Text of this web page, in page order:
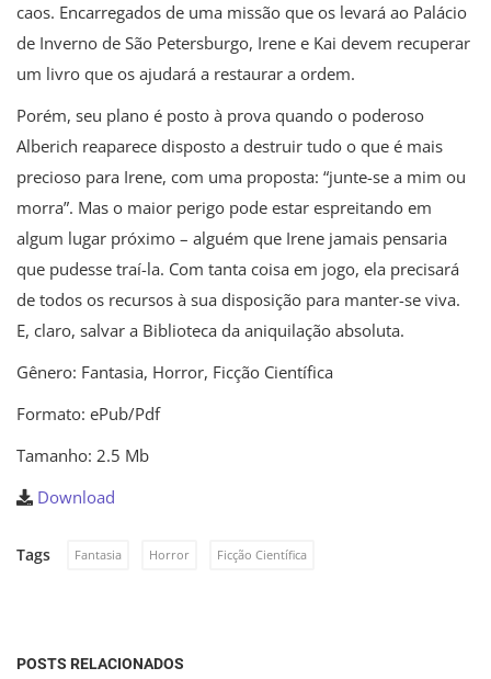
caos. Encarregados de uma missão que os levará ao Palácio
de Inverno de São Petersburgo, Irene e Kai devem recuperar
um livro que os ajudará a restaurar a ordem.
Porém, seu plano é posto à prova quando o poderoso
Alberich reaparece disposto a destruir tudo o que é mais
precioso para Irene, com uma proposta: “junte-se a mim ou
morra”. Mas o maior perigo pode estar espreitando em
algum lugar próximo – alguém que Irene jamais pensaria
que pudesse traí-la. Com tanta coisa em jogo, ela precisará
de todos os recursos à sua disposição para manter-se viva.
E, claro, salvar a Biblioteca da aniquilação absoluta.
Gênero: Fantasia, Horror, Ficção Científica
Formato: ePub/Pdf
Tamanho: 2.5 Mb
Download
Tags Fantasia Horror Ficção Científica
POSTS RELACIONADOS